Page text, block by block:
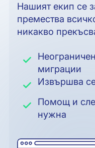
Нашият екип се
премества
никакво
миграции
Извършва
Помощ и
нужна